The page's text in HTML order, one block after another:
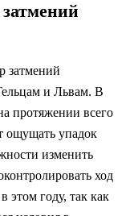
затмений
и Львам. В
протяжении всего
ощущать упадок
изменить
ход
этом году, так как